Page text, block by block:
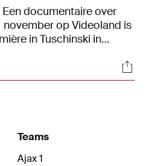
documentaire over
november op Videoland is
in Tuschinski in
over zijn bijzondere
Teams
Ajax 1